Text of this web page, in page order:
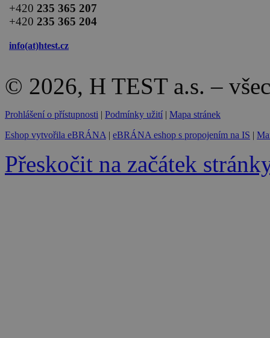
+420 235 365 207
+420 235 365 204
info(at)htest.cz
© 2026, H TEST a.s. –
Prohlášení o přístupnosti | Podmínky užití | Mapa stránek
Eshop vytvořila eBRÁNA | eBRÁNA eshop s propojením na IS |
Přeskočit na začátek